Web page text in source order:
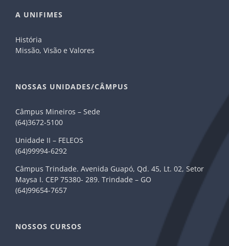
A UNIFIMES
História
Missão, Visão e Valores
NOSSAS UNIDADES/CÂMPUS
Câmpus Mineiros – Sede
(64)3672-5100
Unidade II – FELEOS
(64)99994-6292
Câmpus Trindade. Avenida Guapó, Qd. 45, Lt. 02, Setor
Maysa I. CEP 75380- 289. Trindade – GO
(64)99654-7657
NOSSOS CURSOS